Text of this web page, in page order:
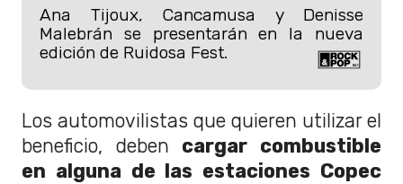
Ana Tijoux, Cancamusa y Denisse
Malebrán se presentarán en la nueva
edición de Ruidosa Fest.
Los automovilistas que quieren utilizar el
beneficio, deben cargar combustible
en alguna de las estaciones Copec